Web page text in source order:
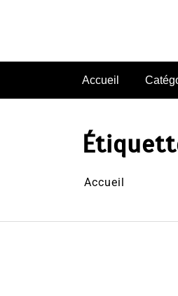
Accueil
Accueil